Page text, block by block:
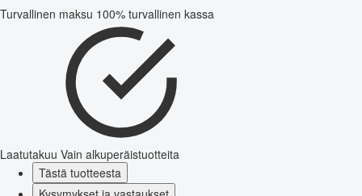
Turvallinen maksu 100% turvallinen kassa
Laatutakuu Vain alkuperäistuotteita
Tästä tuotteesta